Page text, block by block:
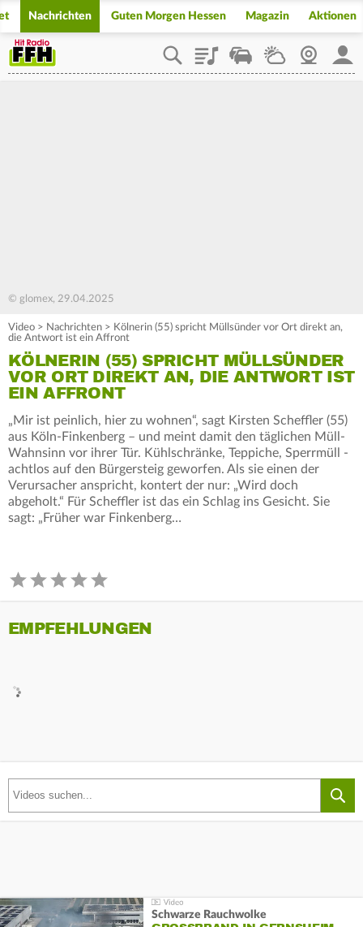
Nachrichten Guten Morgen Hessen Magazin Aktionen
PlaylistStaupilotWetterWebcam
© glomex, 29.04.2025
Video > Nachrichten > Kölnerin (55) spricht Müllsünder vor Ort direkt an,
die Antwort ist ein Affront
KÖLNERIN (55) SPRICHT MÜLLSÜNDER
VOR ORT DIREKT AN, DIE ANTWORT IST
EIN AFFRONT
„Mir ist peinlich, hier zu wohnen“, sagt Kirsten Scheffler (55)
aus Köln-Finkenberg – und meint damit den täglichen Müll-
Wahnsinn vor ihrer Tür. Kühlschränke, Teppiche, Sperrmüll -
achtlos auf den Bürgersteig geworfen. Als sie einen der
Verursacher anspricht, kontert der nur: „Wird doch
abgeholt.“ Für Scheffler ist das ein Schlag ins Gesicht. Sie
sagt: „Früher war Finkenberg…
EMPFEHLUNGEN
Schwarze Rauchwolke